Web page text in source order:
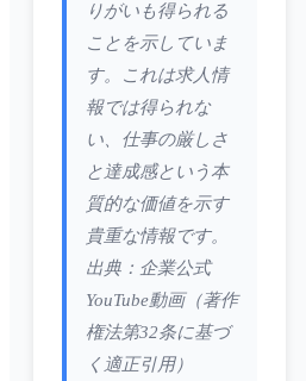
りがいも得られる
ことを示していま
す。これは求人情
報では得られな
い、仕事の厳しさ
と達成感という本
質的な価値を示す
貴重な情報です。
出典：企業公式
YouTube動画（著作
権法第32条に基づ
く適正引用）